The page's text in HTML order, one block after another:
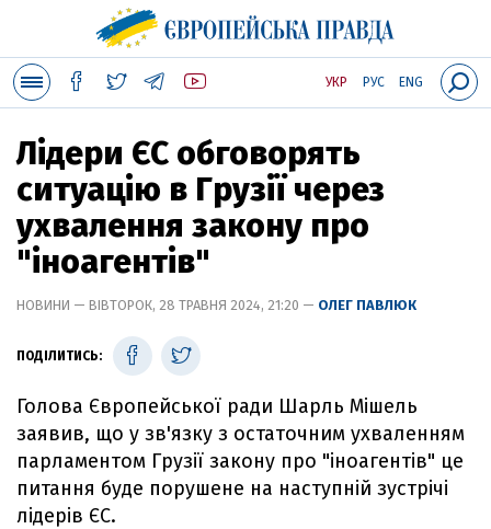
УКР РУС ENG
Лідери ЄС обговорять
ситуацію в Грузії через
ухвалення закону про
"іноагентів"
НОВИНИ — ВІВТОРОК, 28 ТРАВНЯ 2024, 21:20 — ОЛЕГ ПАВЛЮК
ПОДІЛИТИСЬ:
Голова Європейської ради Шарль Мішель
заявив, що у зв'язку з остаточним ухваленням
парламентом Грузії закону про "іноагентів" це
питання буде порушене на наступній зустрічі
лідерів ЄС.